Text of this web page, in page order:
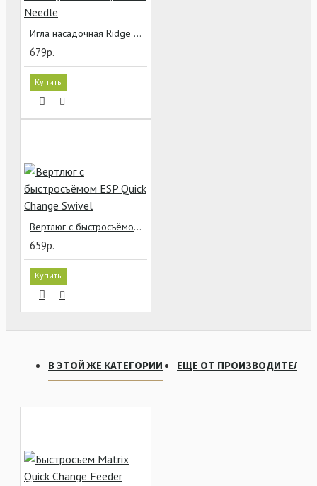
Игла насадочная Ridge Monkey RM-Tec Lip Close Needle
679р.
Купить
Вертлюг с быстросъёмом ESP Quick Change Swivel
659р.
Купить
В ЭТОЙ ЖЕ КАТЕГОРИИ ЕЩЕ ОТ ПРОИЗВОДИТЕЛЯ